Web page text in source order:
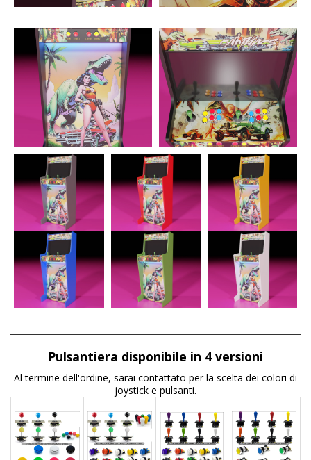
Pulsantiera disponibile in 4 versioni
Al termine dell'ordine, sarai contattato per la scelta dei colori di
joystick e pulsanti.